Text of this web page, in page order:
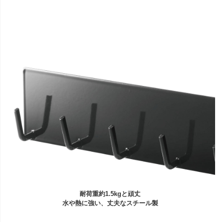
耐荷重約1.5kgと頑丈
水や熱に強い、丈夫なスチール製